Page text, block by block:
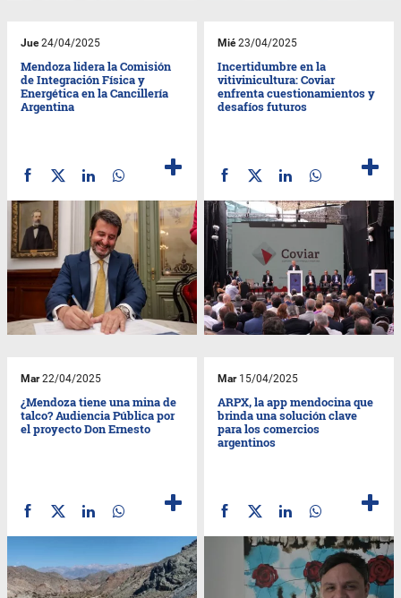
Jue24/04/2025
Mendoza lidera la Comisión
de Integración Física y
Energética en la Cancillería
Argentina
Mié23/04/2025
Incertidumbre en la
vitivinicultura: Coviar
enfrenta cuestionamientos y
desafíos futuros​
Mar22/04/2025
¿Mendoza tiene una mina de
talco? Audiencia Pública por
el proyecto Don Ernesto
Mar15/04/2025
ARPX, la app mendocina que
brinda una solución clave
para los comercios
argentinos